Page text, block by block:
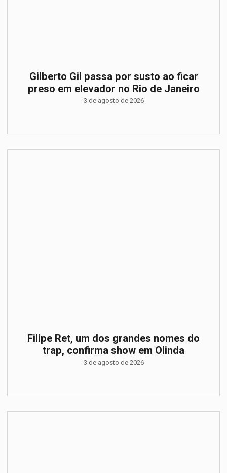
Gilberto Gil passa por susto ao ficar
preso em elevador no Rio de Janeiro
3 de agosto de 2026
Filipe Ret, um dos grandes nomes do
trap, confirma show em Olinda
3 de agosto de 2026